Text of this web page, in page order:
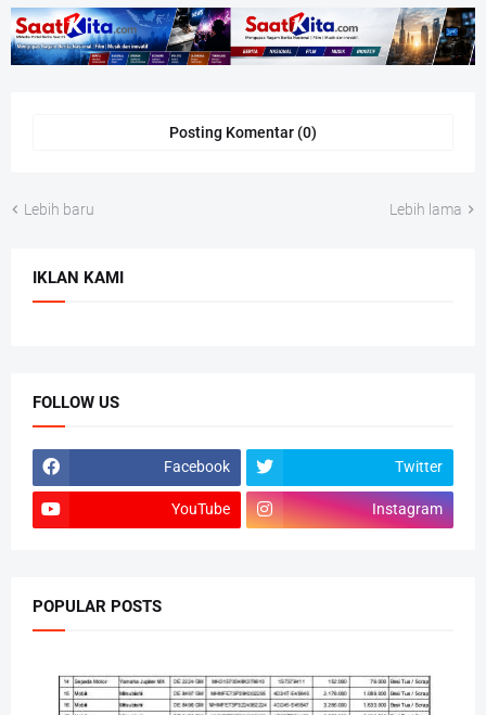
Posting Komentar (0)
Lebih baru Lebih lama
IKLAN KAMI
FOLLOW US
Facebook Twitter
YouTube Instagram
POPULAR POSTS